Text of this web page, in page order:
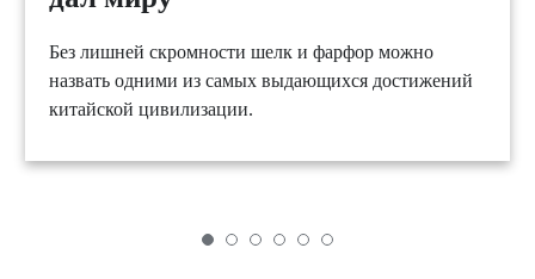
Без лишней скромности шелк и фарфор можно
назвать одними из самых выдающихся достижений
китайской цивилизации.